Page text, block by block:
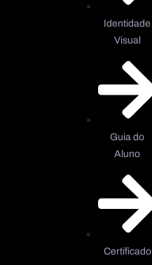
Identidade
Visual
Guia do
Aluno
Certificado